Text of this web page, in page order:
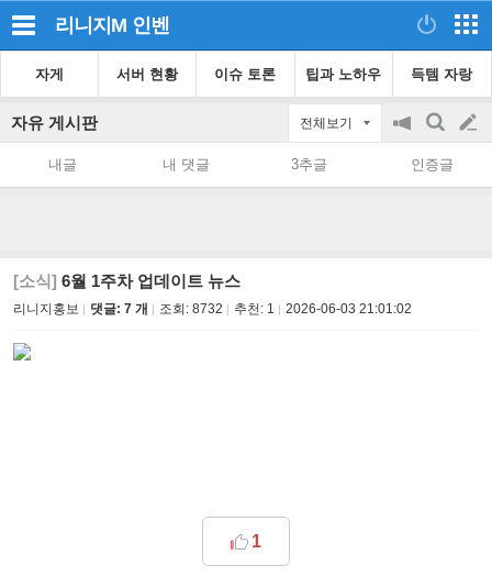
리니지M 인벤
자게 서버 현황 이슈 토론 팁과 노하우 득템 자랑
자유 게시판 전체보기
공
on/off
검
색
글
쓰
내글 내 댓글 3추글 인증글
[소식] 6월 1주차 업데이트 뉴스
리니지홍보 댓글: 7 개 조회: 8732 추천: 1 2026-06-03 21:01:02
1